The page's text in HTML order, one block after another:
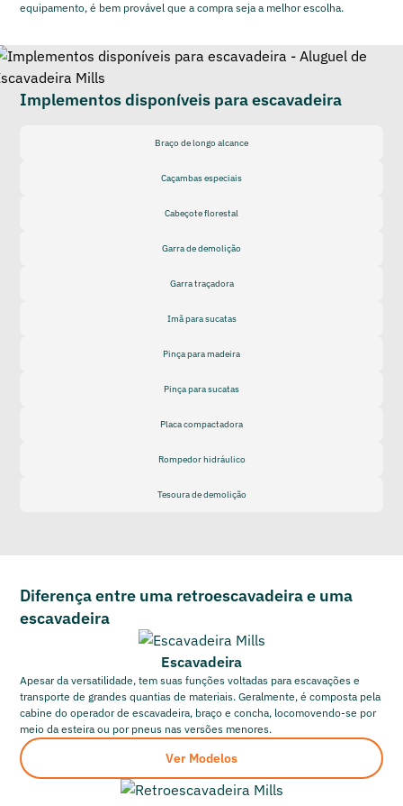
equipamento, é bem provável que a compra seja a melhor escolha.
Implementos disponíveis para escavadeira
Braço de longo alcance
Caçambas especiais
Cabeçote florestal
Garra de demolição
Garra traçadora
Imã para sucatas
Pinça para madeira
Pinça para sucatas
Placa compactadora
Rompedor hidráulico
Tesoura de demolição
Diferença entre uma retroescavadeira e uma
escavadeira
Escavadeira
Apesar da versatilidade, tem suas funções voltadas para escavações e
transporte de grandes quantias de materiais. Geralmente, é composta pela
cabine do operador de escavadeira, braço e concha, locomovendo-se por
meio da esteira ou por pneus nas versões menores.
Ver Modelos